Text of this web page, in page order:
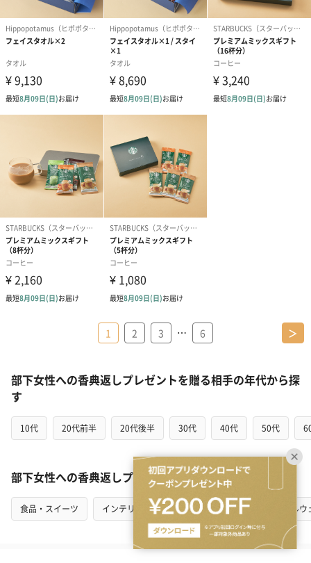
1 2 3 … 6 ＞
部下女性への香典返しプレゼントを贈る相手の年代から探
す
10代 20代前半 20代後半 30代 40代 50代
部下女性への香典返しプレゼントをカテゴリから探す
食品・スイーツ インテリア 花・植物 キッチン・テーブルウ